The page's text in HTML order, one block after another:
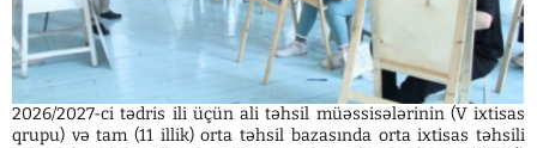
2026/2027-ci tədris ili üçün ali təhsil müəssisələrinin (V ixtisas
qrupu) və tam (11 illik) orta təhsil bazasında orta ixtisas təhsili